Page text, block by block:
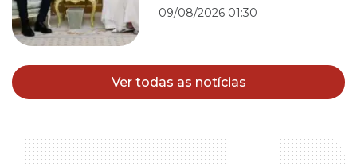
09/08/2026 01:30
Ver todas as notícias